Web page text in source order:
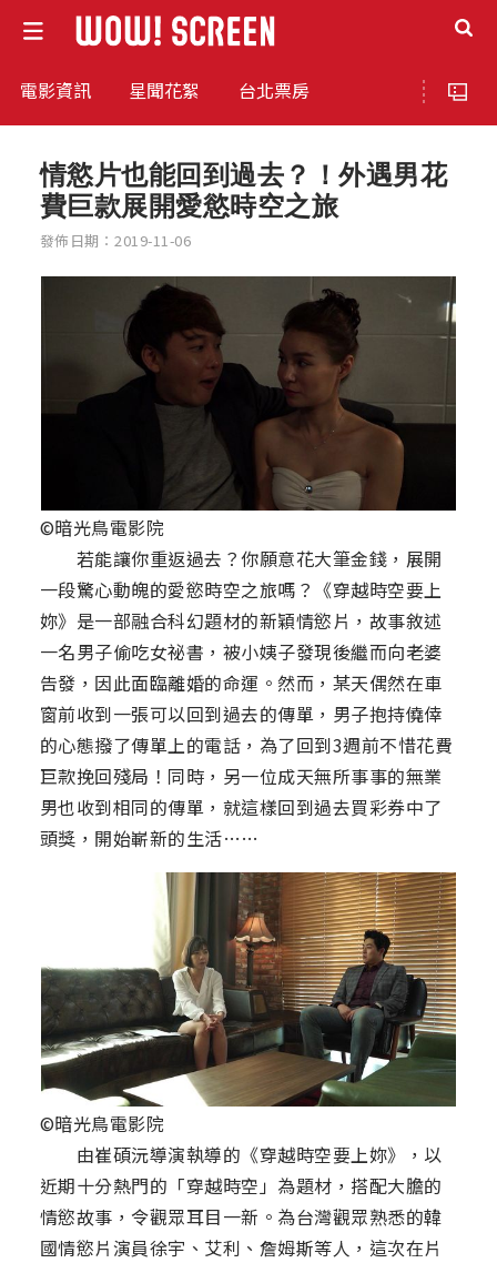
電影資訊 星聞花絮 台北票房
情慾片也能回到過去？！外遇男花
費巨款展開愛慾時空之旅
發佈日期：2019-11-06
©暗光鳥電影院
若能讓你重返過去？你願意花大筆金錢，展開
一段驚心動魄的愛慾時空之旅嗎？《穿越時空要上
妳》是一部融合科幻題材的新穎情慾片，故事敘述
一名男子偷吃女祕書，被小姨子發現後繼而向老婆
告發，因此面臨離婚的命運。然而，某天偶然在車
窗前收到一張可以回到過去的傳單，男子抱持僥倖
的心態撥了傳單上的電話，為了回到3週前不惜花費
巨款挽回殘局！同時，另一位成天無所事事的無業
男也收到相同的傳單，就這樣回到過去買彩券中了
頭獎，開始嶄新的生活……
©暗光鳥電影院
由崔碩沅導演執導的《穿越時空要上妳》，以
近期十分熱門的「穿越時空」為題材，搭配大膽的
情慾故事，令觀眾耳目一新。為台灣觀眾熟悉的韓
國情慾片演員徐宇、艾利、詹姆斯等人，這次在片